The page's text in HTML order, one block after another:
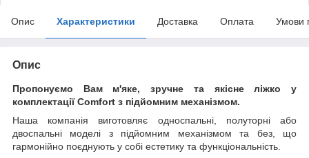
Опис Характеристики Доставка Оплата Умови
Опис
Пропонуємо Вам м'яке, зручне та якiсне ліжко у
комплектації Comfort з підйомним механізмом.
Наша компанія виготовляє односпальні, полуторні або
двоспальні моделі з підйомним механізмом та без, що
гармонійно поєднують у собі естетику та функціональність.